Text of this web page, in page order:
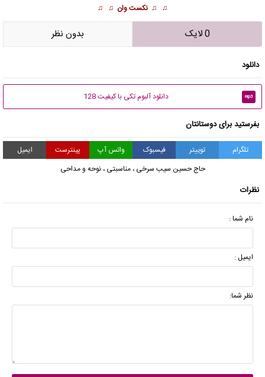
♫ ♫ نکست وان ♫ ♫
0 لایک بدون نظر
دانلود
mp3 دانلود آلبوم تکی با کیفیت 128
بفرستید برای دوستانتان
تلگرام توییتر فیسبوک واتس آپ پینترست
ایمیل
حاج حسین سیب سرخی ،مناسبتی ،نوحه و مداحی
نظرات
نام شما :
ایمیل :
نظر شما: